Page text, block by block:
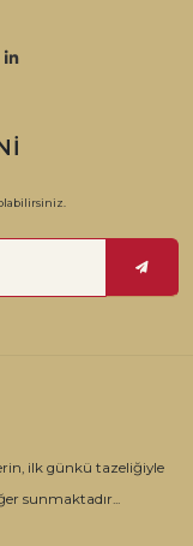
ilk günkü tazeliğiyle
sunmaktadır...